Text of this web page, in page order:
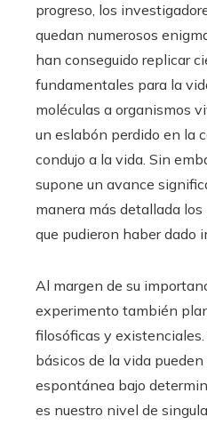
progreso, los
quedan numerosos
han conseguido replicar
fundamentales para la
moléculas a organismos
un eslabón perdido en la
condujo a la vida. Sin
supone un avance
manera más detallada
que pudieron haber dado
Al margen de su
experimento también
filosóficas y
básicos de la vida
espontánea bajo
es nuestro nivel de